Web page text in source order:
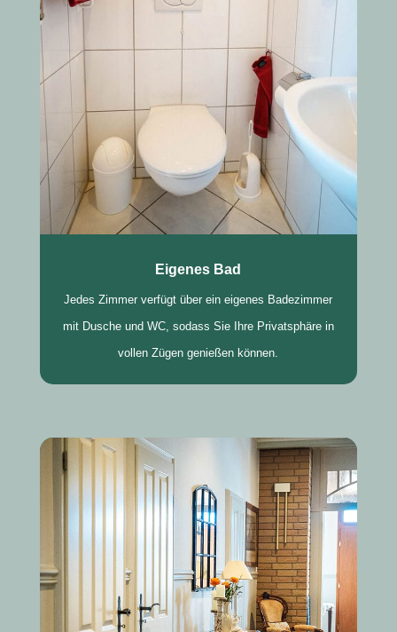
Eigenes Bad
Jedes Zimmer verfügt über ein eigenes Badezimmer
mit Dusche und WC, sodass Sie Ihre Privatsphäre in
vollen Zügen genießen können.